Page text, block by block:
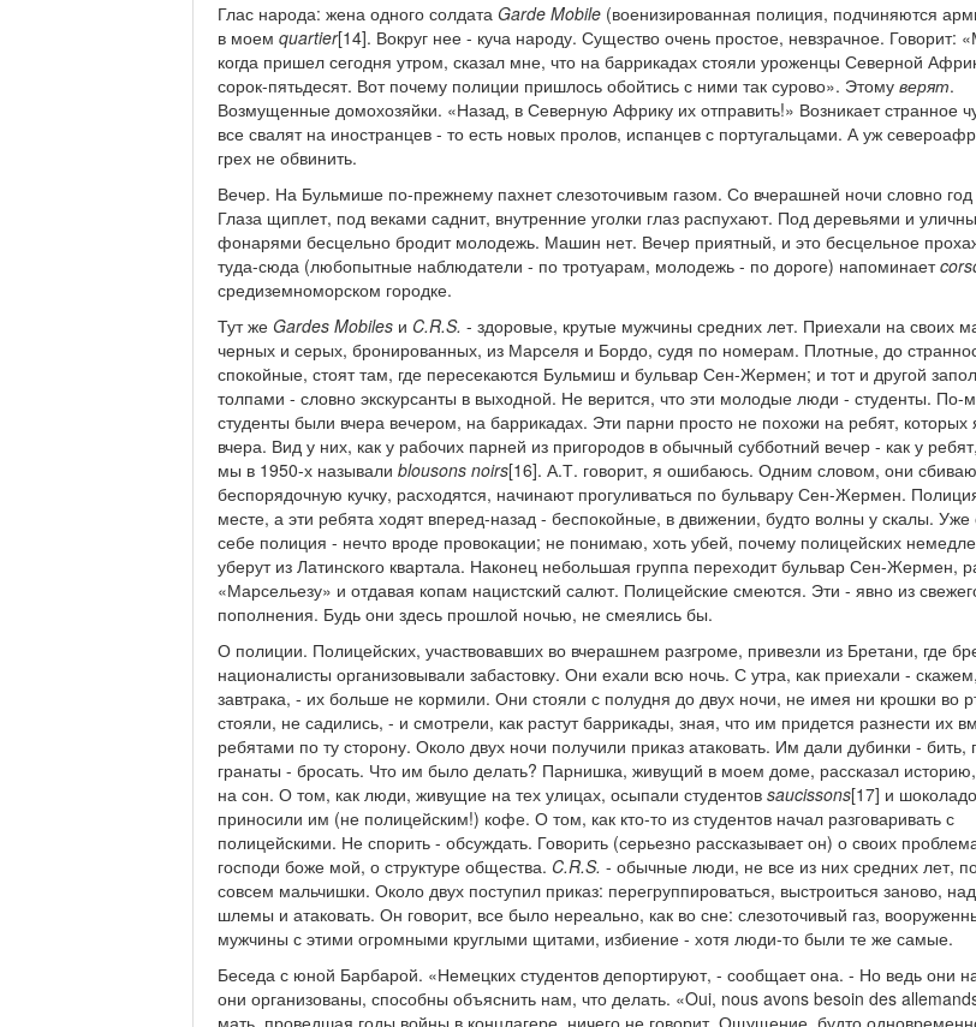
Глас народа: жена одного солдата Garde Mobile (военизированная полиция, подчиняются
в моем quartier[14]. Вокруг нее - куча народу. Существо очень простое, невзрачное. Говорит:
когда пришел сегодня утром, сказал мне, что на баррикадах стояли уроженцы Северной
сорок-пятьдесят. Вот почему полиции пришлось обойтись с ними так сурово». Этому верят.
Возмущенные домохозяйки. «Назад, в Северную Африку их отправить!» Возникает странное
все свалят на иностранцев - то есть новых пролов, испанцев с португальцами. А уж
грех не обвинить.
Вечер. На Бульмише по-прежнему пахнет слезоточивым газом. Со вчерашней ночи словно
Глаза щиплет, под веками саднит, внутренние уголки глаз распухают. Под деревьями и
фонарями бесцельно бродит молодежь. Машин нет. Вечер приятный, и это бесцельное
туда-сюда (любопытные наблюдатели - по тротуарам, молодежь - по дороге) напоминает
средиземноморском городке.
Тут же Gardes Mobiles и C.R.S. - здоровые, крутые мужчины средних лет. Приехали на своих
черных и серых, бронированных, из Марселя и Бордо, судя по номерам. Плотные, до
спокойные, стоят там, где пересекаются Бульмиш и бульвар Сен-Жермен; и тот и другой
толпами - словно экскурсанты в выходной. Не верится, что эти молодые люди - студенты. По-
студенты были вчера вечером, на баррикадах. Эти парни просто не похожи на ребят, которых
вчера. Вид у них, как у рабочих парней из пригородов в обычный субботний вечер - как у
мы в 1950-х называли blousons noirs[16]. А.Т. говорит, я ошибаюсь. Одним словом, они
беспорядочную кучку, расходятся, начинают прогуливаться по бульвару Сен-Жермен.
месте, а эти ребята ходят вперед-назад - беспокойные, в движении, будто волны у скалы.
себе полиция - нечто вроде провокации; не понимаю, хоть убей, почему полицейских
уберут из Латинского квартала. Наконец небольшая группа переходит бульвар Сен-Жермен,
«Марсельезу» и отдавая копам нацистский салют. Полицейские смеются. Эти - явно из
пополнения. Будь они здесь прошлой ночью, не смеялись бы.
О полиции. Полицейских, участвовавших во вчерашнем разгроме, привезли из Бретани, где
националисты организовывали забастовку. Они ехали всю ночь. С утра, как приехали -
завтрака, - их больше не кормили. Они стояли с полудня до двух ночи, не имея ни крошки во
стояли, не садились, - и смотрели, как растут баррикады, зная, что им придется разнести их
ребятами по ту сторону. Около двух ночи получили приказ атаковать. Им дали дубинки - бить,
гранаты - бросать. Что им было делать? Парнишка, живущий в моем доме, рассказал
на сон. О том, как люди, живущие на тех улицах, осыпали студентов saucissons[17] и
приносили им (не полицейским!) кофе. О том, как кто-то из студентов начал разговаривать с
полицейскими. Не спорить - обсуждать. Говорить (серьезно рассказывает он) о своих
господи боже мой, о структуре общества. C.R.S. - обычные люди, не все из них средних лет,
совсем мальчишки. Около двух поступил приказ: перегруппироваться, выстроиться заново,
шлемы и атаковать. Он говорит, все было нереально, как во сне: слезоточивый газ,
мужчины с этими огромными круглыми щитами, избиение - хотя люди-то были те же самые.
Беседа с юной Барбарой. «Немецких студентов депортируют, - сообщает она. - Но ведь они
они организованы, способны объяснить нам, что делать. «Oui, nous avons besoin des
мать, проведшая годы войны в концлагере, ничего не говорит. Ощущение, будто